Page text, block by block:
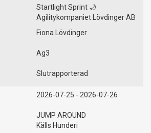
Startlight Sprint 🌙
Agilitykompaniet Lövdinger AB
Fiona Lövdinger
Ag3
Slutrapporterad
2026-07-25 - 2026-07-26
JUMP AROUND
Källs Hunderi